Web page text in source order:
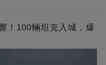
！100輛坦克入城，爆